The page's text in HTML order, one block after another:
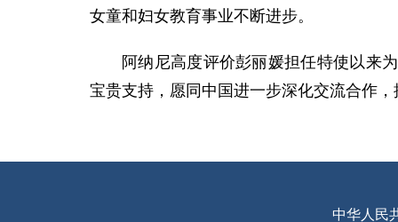
女童和妇女教育事业不断进步。
阿纳尼高度评价彭丽媛担任特使以来
宝贵支持，愿同中国进一步深化交流合作
中华人民